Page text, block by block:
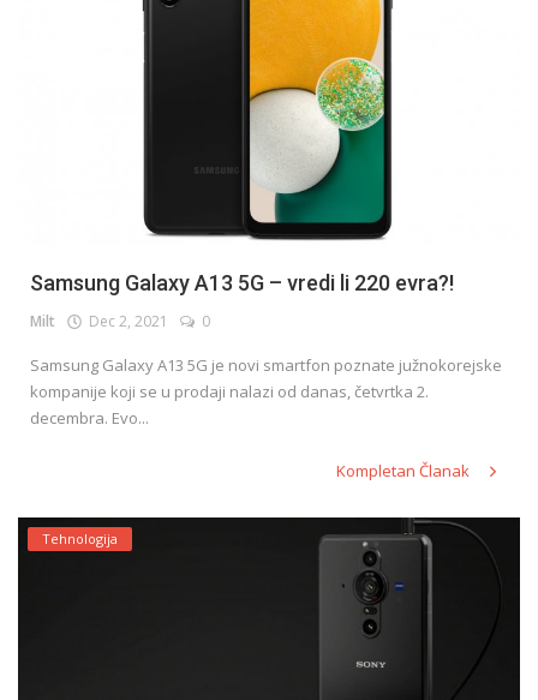
Samsung Galaxy A13 5G – vredi li 220 evra?!
Milt Dec 2, 2021 0
Samsung Galaxy A13 5G je novi smartfon poznate južnokorejske
kompanije koji se u prodaji nalazi od danas, četvrtka 2.
decembra. Evo...
Kompletan Članak
Tehnologija